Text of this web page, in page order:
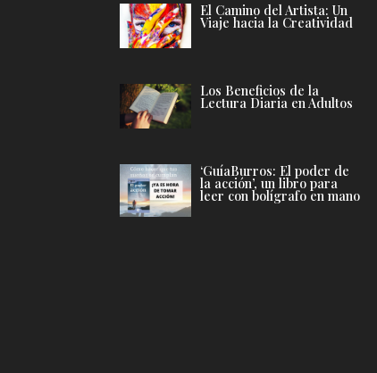
El Camino del Artista: Un
Viaje hacia la Creatividad
Los Beneficios de la
Lectura Diaria en Adultos
‘GuíaBurros: El poder de
la acción’, un libro para
leer con bolígrafo en mano